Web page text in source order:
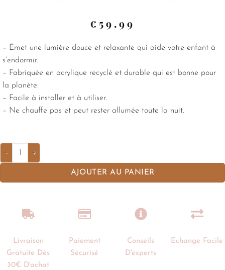
€ 59.99
– Émet une lumière douce et relaxante qui aide votre enfant à
s’endormir.
– Fabriquée en acrylique recyclé et durable qui est bonne pour
la planète.
– Facile à installer et à utiliser.
– Ne chauffe pas et peut rester allumée toute la nuit.
AJOUTER AU PANIER
Livraison
Gratuite Dès
30€ D'achat
Paiement
Sécurisé
Conseils
D'experts
Echange Facile